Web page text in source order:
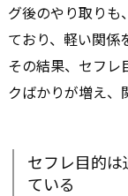
グ後のやり取りも
ており、軽い関係
その結果、セフレ
クばかりが増え、
セフレ目的
ている